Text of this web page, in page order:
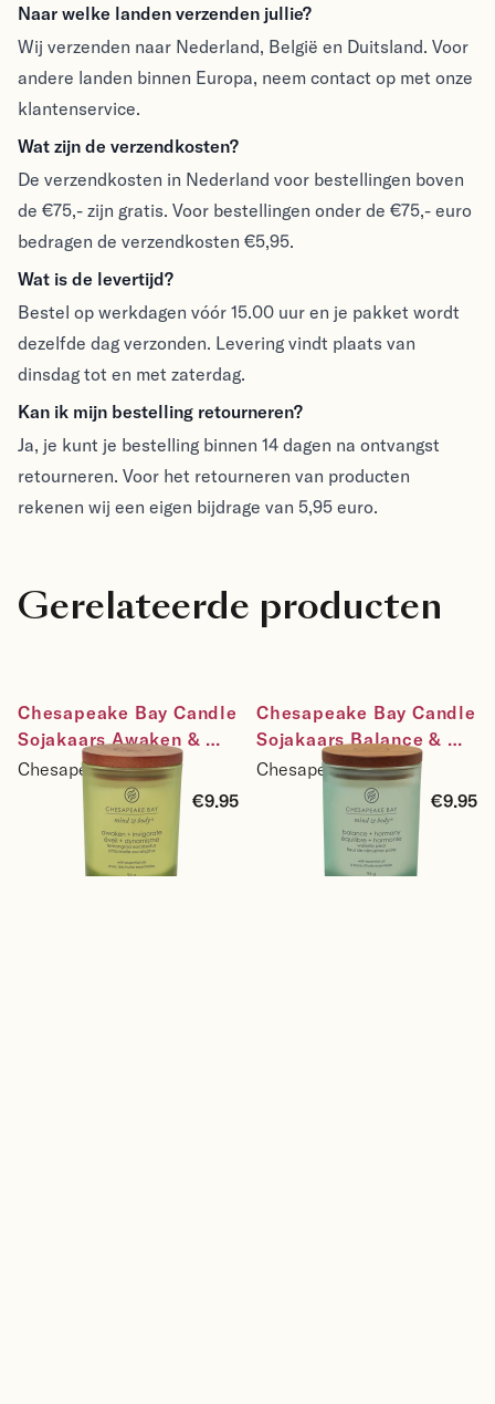
Naar welke landen verzenden jullie?
Wij verzenden naar Nederland, België en Duitsland. Voor
andere landen binnen Europa, neem contact op met onze
klantenservice.
Wat zijn de verzendkosten?
De verzendkosten in Nederland voor bestellingen boven
de €75,- zijn gratis. Voor bestellingen onder de €75,- euro
bedragen de verzendkosten €5,95.
Wat is de levertijd?
Bestel op werkdagen vóór 15.00 uur en je pakket wordt
dezelfde dag verzonden. Levering vindt plaats van
dinsdag tot en met zaterdag.
Kan ik mijn bestelling retourneren?
Ja, je kunt je bestelling binnen 14 dagen na ontvangst
retourneren. Voor het retourneren van producten
rekenen wij een eigen bijdrage van 5,95 euro.
Gerelateerde producten
Chesapeake Bay Candle
Sojakaars Awaken &
Invigorate - Lemongrass
Eucalyptus - maat small
Chesapeake Bay
€9.95
Chesapeake Bay Candle
Sojakaars Balance &
Harmony - Waterlily
Pear - maat small
Chesapeake Bay
€9.95